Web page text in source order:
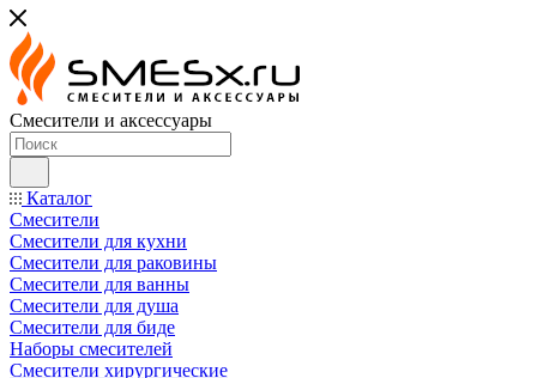
Смесители и аксессуары
Каталог
Смесители
Смесители для кухни
Смесители для раковины
Смесители для ванны
Смесители для душа
Смесители для биде
Наборы смесителей
Смесители хирургические